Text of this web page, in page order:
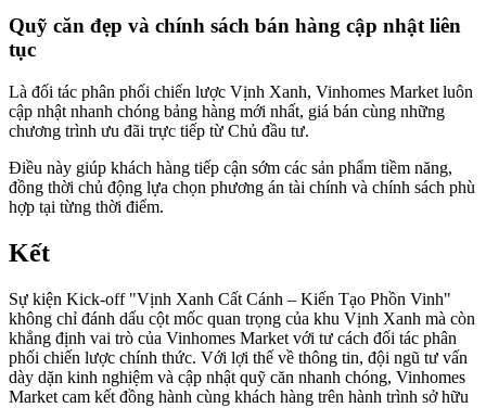
Quỹ căn đẹp và chính sách bán hàng cập nhật liên
tục
Là đối tác phân phối chiến lược Vịnh Xanh, Vinhomes Market luôn
cập nhật nhanh chóng bảng hàng mới nhất, giá bán cùng những
chương trình ưu đãi trực tiếp từ Chủ đầu tư.
Điều này giúp khách hàng tiếp cận sớm các sản phẩm tiềm năng,
đồng thời chủ động lựa chọn phương án tài chính và chính sách phù
hợp tại từng thời điểm.
Kết
Sự kiện Kick-off "Vịnh Xanh Cất Cánh – Kiến Tạo Phồn Vinh"
không chỉ đánh dấu cột mốc quan trọng của khu Vịnh Xanh mà còn
khẳng định vai trò của Vinhomes Market với tư cách đối tác phân
phối chiến lược chính thức. Với lợi thế về thông tin, đội ngũ tư vấn
dày dặn kinh nghiệm và cập nhật quỹ căn nhanh chóng, Vinhomes
Market cam kết đồng hành cùng khách hàng trên hành trình sở hữu